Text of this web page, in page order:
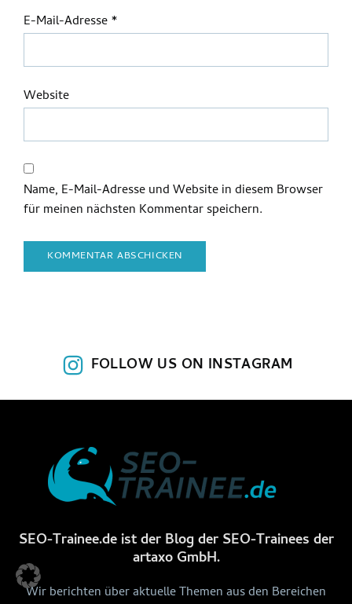
E-Mail-Adresse*
Website
Name, E-Mail-Adresse und Website in diesem Browser
für meinen nächsten Kommentar speichern.
FOLLOW US ON INSTAGRAM
SEO-Trainee.de ist der Blog der SEO-Trainees der
artaxo GmbH.
Wir berichten über aktuelle Themen aus den Bereichen